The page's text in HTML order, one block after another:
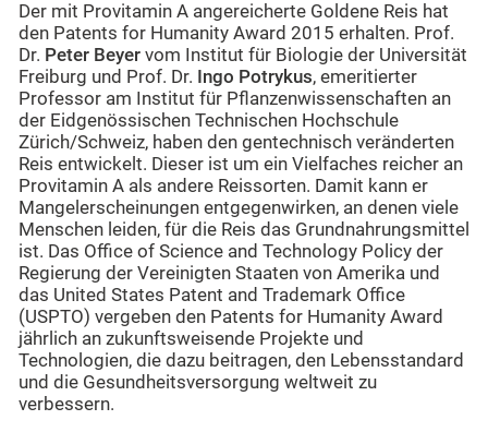
Der mit Provitamin A angereicherte Goldene Reis hat
den Patents for Humanity Award 2015 erhalten. Prof.
Dr. Peter Beyer vom Institut für Biologie der Universität
Freiburg und Prof. Dr. Ingo Potrykus, emeritierter
Professor am Institut für Pflanzenwissenschaften an
der Eidgenössischen Technischen Hochschule
Zürich/Schweiz, haben den gentechnisch veränderten
Reis entwickelt. Dieser ist um ein Vielfaches reicher an
Provitamin A als andere Reissorten. Damit kann er
Mangelerscheinungen entgegenwirken, an denen viele
Menschen leiden, für die Reis das Grundnahrungsmittel
ist. Das Office of Science and Technology Policy der
Regierung der Vereinigten Staaten von Amerika und
das United States Patent and Trademark Office
(USPTO) vergeben den Patents for Humanity Award
jährlich an zukunftsweisende Projekte und
Technologien, die dazu beitragen, den Lebensstandard
und die Gesundheitsversorgung weltweit zu
verbessern.